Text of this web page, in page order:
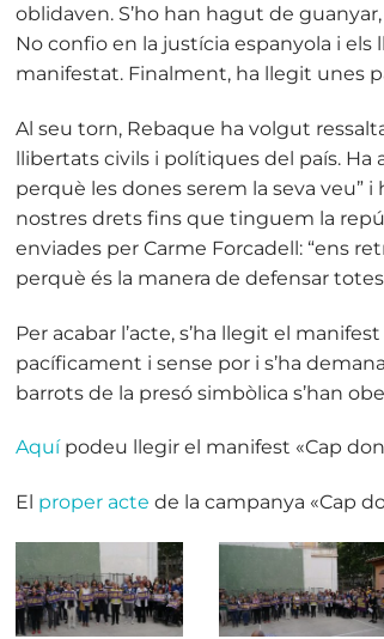
oblidaven. S’ho han hagut de
No confio en la justícia espanyola i els
manifestat. Finalment, ha llegit unes
Al seu torn, Rebaque ha volgut
llibertats civils i polítiques del país. Ha
perquè les dones serem la seva veu”
nostres drets fins que tinguem la
enviades per Carme Forcadell: “ens
perquè és la manera de defensar
Per acabar l’acte, s’ha llegit el
pacíficament i sense por i s’ha
barrots de la presó simbòlica s’han
Aquípodeu llegir el manifest «Cap
El proper acte de la campanya «Cap